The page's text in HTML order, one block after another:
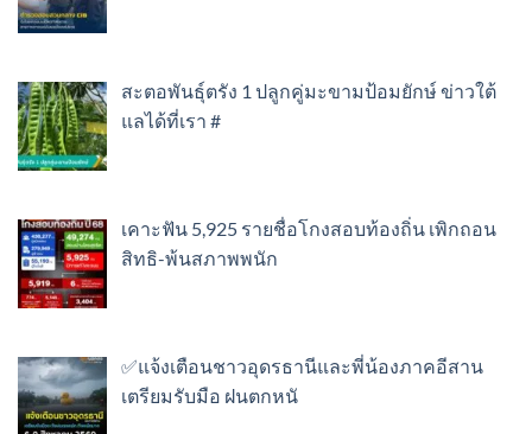
สะตอพันธุ์ตรัง 1 ปลูกคู่มะขามป้อมยักษ์ ข่าวใต้
แลได้ที่เรา #
เคาะฟัน 5,925 รายชื่อโกงสอบท้องถิ่น เพิกถอน
สิทธิ-พ้นสภาพพนัก
✅แจ้งเตือนชาวอุดรธานีและพี่น้องภาคอีสาน
เตรียมรับมือ ฝนตกหนั